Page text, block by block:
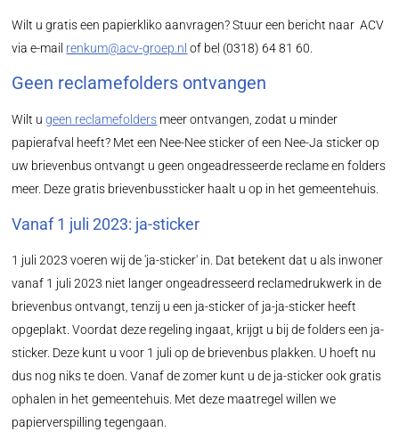
Wilt u gratis een papierkliko aanvragen? Stuur een bericht naar ACV
via e-mail renkum@acv-groep.nl of bel (0318) 64 81 60.
Geen reclamefolders ontvangen
Wilt ugeen reclamefolders meer ontvangen, zodat u minder
papierafval heeft? Met een Nee-Nee sticker of een Nee-Ja sticker op
uw brievenbus ontvangt u geen ongeadresseerde reclame en folders
meer. Deze gratis brievenbussticker haalt u op in het gemeentehuis.
Vanaf 1 juli 2023: ja-sticker
1 juli 2023 voeren wij de 'ja-sticker' in. Dat betekent dat u als inwoner
vanaf 1 juli 2023 niet langer ongeadresseerd reclamedrukwerk in de
brievenbus ontvangt, tenzij u een ja-sticker of ja-ja-sticker heeft
opgeplakt. Voordat deze regeling ingaat, krijgt u bij de folders een ja-
sticker. Deze kunt u voor 1 juli op de brievenbus plakken. U hoeft nu
dus nog niks te doen. Vanaf de zomer kunt u de ja-sticker ook gratis
ophalen in het gemeentehuis. Met deze maatregel willen we
papierverspilling tegengaan.